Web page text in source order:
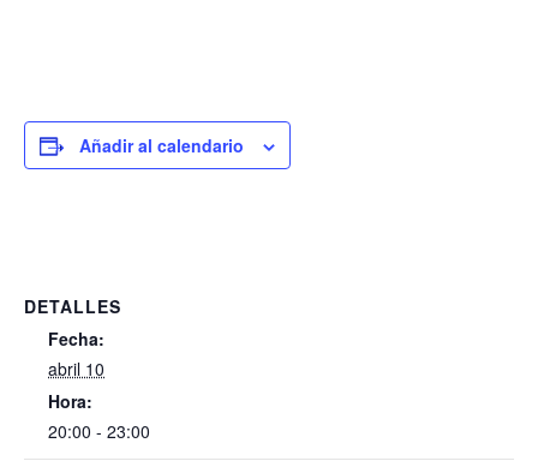
Añadir al calendario
DETALLES
Fecha:
abril 10
Hora:
20:00 - 23:00